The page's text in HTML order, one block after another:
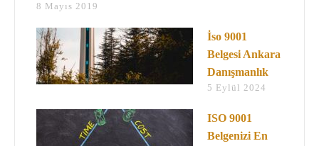
8 Mayıs 2019
İso 9001
Belgesi Ankara
Danışmanlık
5 Eylül 2024
ISO 9001
Belgenizi En